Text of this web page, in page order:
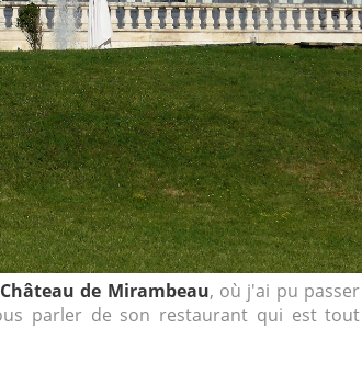
Château de Mirambeau, où j'ai pu passer
parler de son restaurant qui est tout